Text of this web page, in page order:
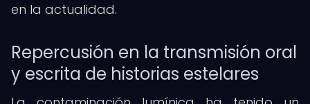
en la actualidad.
Repercusión en la transmisión oral
y escrita de historias estelares